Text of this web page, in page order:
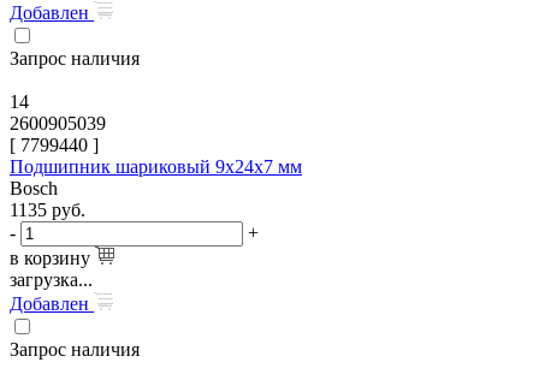
Добавлен
Запрос наличия
14
2600905039
[ 7799440 ]
Подшипник шариковый 9x24x7 мм
Bosch
1135 руб.
-
+
в корзину
загрузка...
Добавлен
Запрос наличия